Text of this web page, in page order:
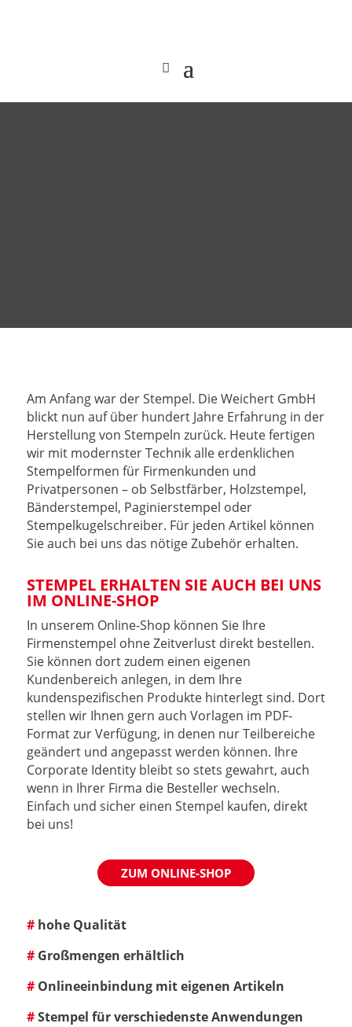
Am Anfang war der Stempel. Die Weichert GmbH
blickt nun auf über hundert Jahre Erfahrung in der
Herstellung von Stempeln zurück. Heute fertigen
wir mit modernster Technik alle erdenklichen
Stempelformen für Firmenkunden und
Privatpersonen – ob Selbstfärber, Holzstempel,
Bänderstempel, Paginierstempel oder
Stempelkugelschreiber. Für jeden Artikel können
Sie auch bei uns das nötige Zubehör erhalten.
STEMPEL ERHALTEN SIE AUCH BEI UNS
IM ONLINE-SHOP
In unserem Online-Shop können Sie Ihre
Firmenstempel ohne Zeitverlust direkt bestellen.
Sie können dort zudem einen eigenen
Kundenbereich anlegen, in dem Ihre
kundenspezifischen Produkte hinterlegt sind. Dort
stellen wir Ihnen gern auch Vorlagen im PDF-
Format zur Verfügung, in denen nur Teilbereiche
geändert und angepasst werden können. Ihre
Corporate Identity bleibt so stets gewahrt, auch
wenn in Ihrer Firma die Besteller wechseln.
Einfach und sicher einen Stempel kaufen, direkt
bei uns!
ZUM ONLINE-SHOP
#hohe Qualität
#Großmengen erhältlich
#Onlineeinbindung mit eigenen Artikeln
#Stempel für verschiedenste Anwendungen